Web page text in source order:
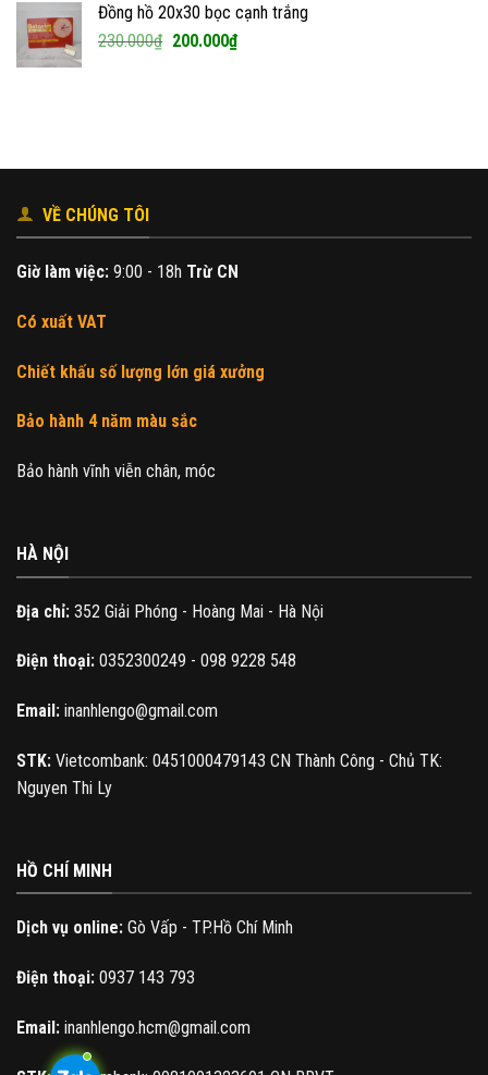
240.000₫.là:
180.000₫.
Đồng hồ 20x30 bọc cạnh trắng
230.000₫ Giá
200.000₫Giá
VỀ CHÚNG TÔI
Giờ làm việc: 9:00 - 18h Trừ CN
Có xuất VAT
Chiết khấu số lượng lớn giá xưởng
Bảo hành 4 năm màu sắc
Bảo hành vĩnh viễn chân, móc
HÀ NỘI
Địa chỉ: 352 Giải Phóng - Hoàng Mai - Hà Nội
Điện thoại: 0352300249 - 098 9228 548
Email: inanhlengo@gmail.com
STK: Vietcombank: 0451000479143 CN Thành Công - Chủ TK:
Nguyen Thi Ly
HỒ CHÍ MINH
Dịch vụ online: Gò Vấp - TP.Hồ Chí Minh
Điện thoại: 0937 143 793
Email: inanhlengo.hcm@gmail.com